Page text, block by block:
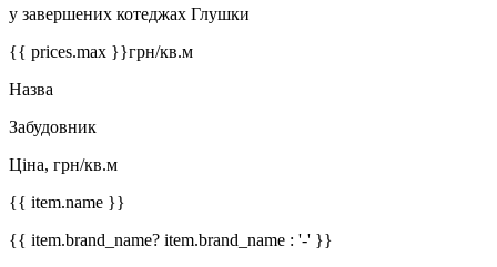
у завершених котеджах Глушки
{{ prices.max }}грн/кв.м
Назва
Забудовник
Ціна, грн/кв.м
{{ item.name }}
{{ item.brand_name? item.brand_name : '-' }}